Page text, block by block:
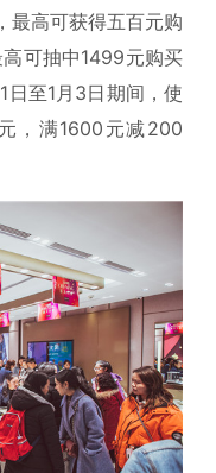
最高可获得五百元购
可抽中1499元购买
日至1月3日期间，使
，满1600元减200